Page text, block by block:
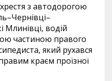
з автодорогою
Млинівці, водій
частиною правого
який рухався
краєм проїзної